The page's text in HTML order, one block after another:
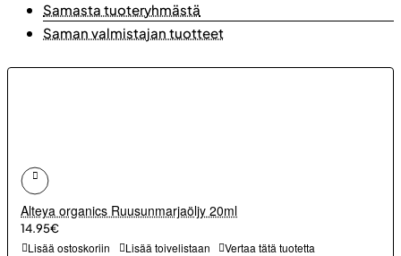
Samasta tuoteryhmästä
Saman valmistajan tuotteet
Alteya organics Ruusunmarjaöljy 20ml
14.95€
Lisää ostoskoriin Lisää toivelistaan Vertaa tätä tuotetta